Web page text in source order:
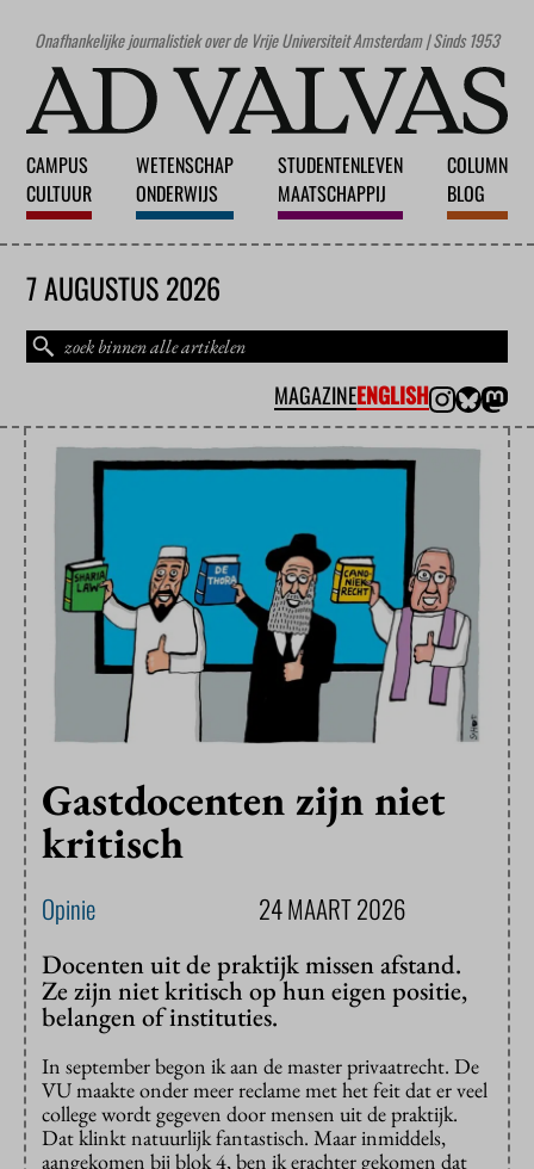
Onafhankelijke journalistiek over de Vrije Universiteit Amsterdam | Sinds 1953
CAMPUS
CULTUUR
WETENSCHAP
ONDERWIJS
STUDENTENLEVEN
MAATSCHAPPIJ
COLUMN
BLOG
7 AUGUSTUS 2026
MAGAZINEENGLISH
Gastdocenten zijn niet
kritisch
Opinie 24 MAART 2026
Docenten uit de praktijk missen afstand.
Ze zijn niet kritisch op hun eigen positie,
belangen of instituties.
In september begon ik aan de master privaatrecht. De
VU maakte onder meer reclame met het feit dat er veel
college wordt gegeven door mensen uit de praktijk.
Dat klinkt natuurlijk fantastisch. Maar inmiddels,
aangekomen bij blok 4, ben ik erachter gekomen dat